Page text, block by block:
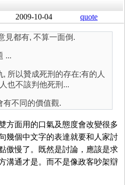
2009-10-04 quote
見都有, 不算一面倒.
...
所以贊成死刑的存在;有的人
也不該判他死刑...
有不同的價值觀.
方面用的口氣及態度會改變很多
幾個中文字的表達就要和人家討
傲慢了。既然是討論，應該是求
溝通才是。而不是像政客吵架辯